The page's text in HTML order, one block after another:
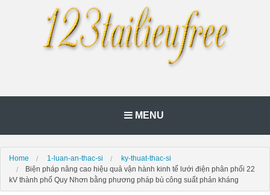
MENU
Home 1-luan-an-thac-si
ky-thuat-thac-si
Biện pháp nâng cao hiệu quả vận hành kinh tế lưới điện phân phối 22
kV thành phố Quy Nhơn bằng phương pháp bù công suất phản kháng